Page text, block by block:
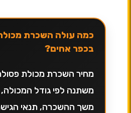
כמה עולה השכרת
בכפר אחים?
מחיר השכרת מכולת
משתנה לפי גודל
משך ההשכרה, תנאי